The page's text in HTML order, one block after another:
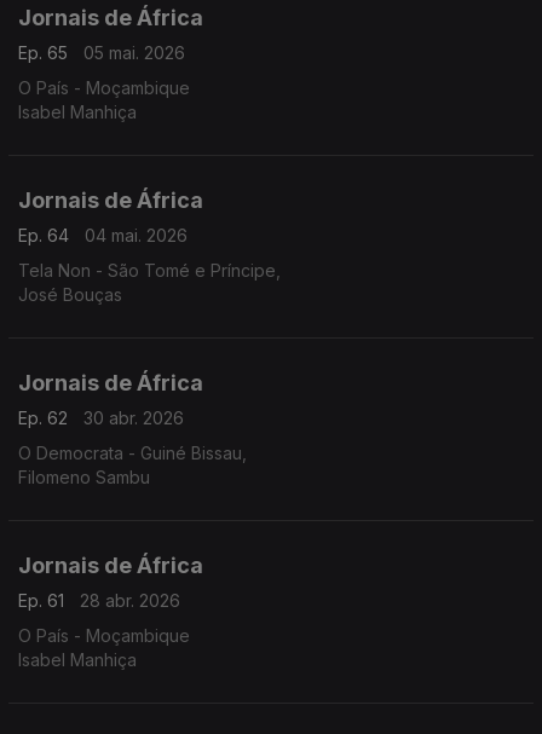
Jornais de África
Ep. 65
05 mai. 2026
O País - Moçambique
Isabel Manhiça
Jornais de África
Ep. 64
04 mai. 2026
Tela Non - São Tomé e Príncipe,
José Bouças
Jornais de África
Ep. 62
30 abr. 2026
O Democrata - Guiné Bissau,
Filomeno Sambu
Jornais de África
Ep. 61
28 abr. 2026
O País - Moçambique
Isabel Manhiça